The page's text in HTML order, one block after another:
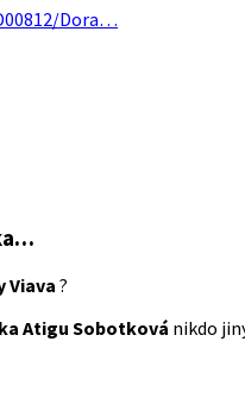
Dora…
Viava ?
Atigu Sobotková nikdo